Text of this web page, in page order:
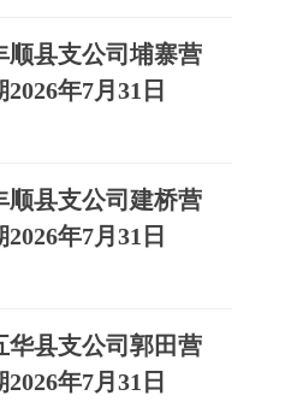
顺县支公司埔寨营
年7月31日
顺县支公司建桥营
年7月31日
华县支公司郭田营
年7月31日